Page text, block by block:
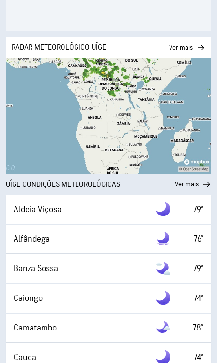
RADAR METEOROLÓGICO UÍGE Ver mais
UÍGE CONDIÇÕES METEOROLÓGICAS Ver mais
Aldeia Viçosa 79°
Alfândega 76°
Banza Sossa 79°
Caiongo 74°
Camatambo 78°
Cauca 74°